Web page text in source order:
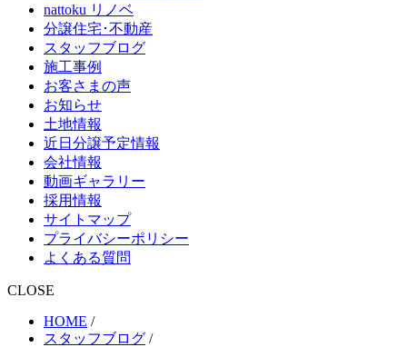
nattoku リノベ
分譲住宅･不動産
スタッフブログ
施工事例
お客さまの声
お知らせ
土地情報
近日分譲予定情報
会社情報
動画ギャラリー
採用情報
サイトマップ
プライバシーポリシー
よくある質問
CLOSE
HOME /
スタッフブログ /